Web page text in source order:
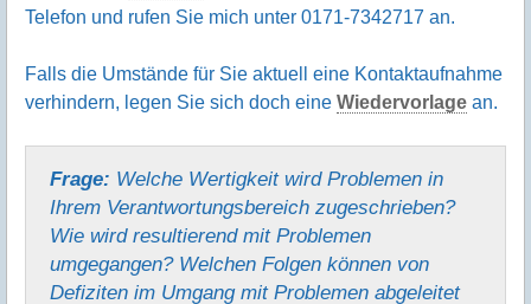
Telefon und rufen Sie mich unter 0171-7342717 an.
Falls die Umstände für Sie aktuell eine Kontaktaufnahme
verhindern, legen Sie sich doch eine Wiedervorlage an.
Frage: Welche Wertigkeit wird Problemen in
Ihrem Verantwortungsbereich zugeschrieben?
Wie wird resultierend mit Problemen
umgegangen? Welchen Folgen können von
Defiziten im Umgang mit Problemen abgeleitet